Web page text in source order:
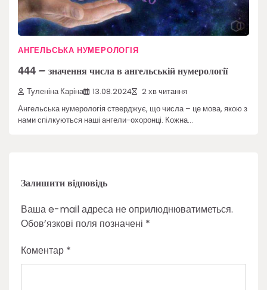
АНГЕЛЬСЬКА НУМЕРОЛОГІЯ
444 – значення числа в ангельській нумерології
Туленіна Каріна 13.08.2024 2 хв читання
Ангельська нумерологія стверджує, що числа – це мова, якою з
нами спілкуються наші ангели-охоронці. Кожна…
Залишити відповідь
Ваша e-mail адреса не оприлюднюватиметься.
Обов’язкові поля позначені *
Коментар *